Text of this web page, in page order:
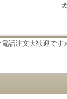
電話注文大歓迎